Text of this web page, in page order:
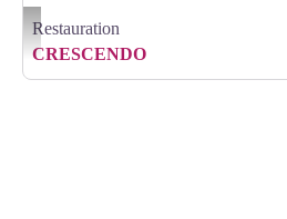
Restaurant Crescendo Estancarbon 3 -
Restauration
CRESCENDO